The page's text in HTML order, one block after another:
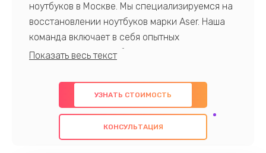
ноутбуков в Москве. Мы специализируемся на
восстановлении ноутбуков марки Aser. Наша
команда включает в себя опытных
профессионалов с обширными знаниями и
предлагаем быстрый и качественный ремонт с
использованием оригинальных компонентов, а
также гарантируем качество всех
проведенных работ. Наша цель - предоставить
УЗНАТЬ СТОИМОСТЬ
КОНСУЛЬТАЦИЯ